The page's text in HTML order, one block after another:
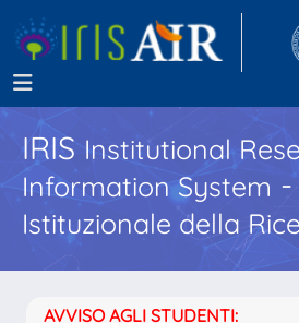
IRISInstitutional
Information System -
Istituzionale della
AVVISO AGLI STUDENTI: